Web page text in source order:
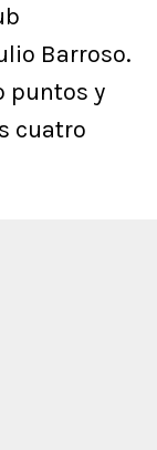
Barroso.
puntos y
cuatro